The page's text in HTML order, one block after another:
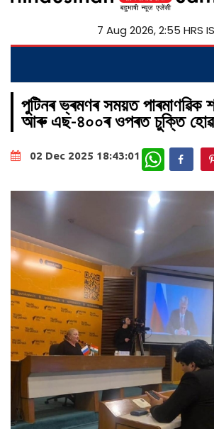
7 Aug 2026, 2:55 HRS
পুটিনৰ ভ্ৰমণৰ সময়ত
আৰু এছ-৪০০ৰ ওপৰত চুক্তি
02 Dec 2025 18:43:01 WhatsApp